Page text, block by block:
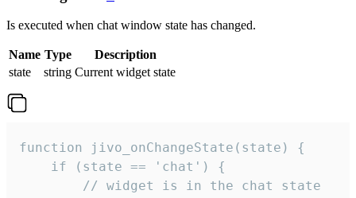
Is executed when chat window state has changed.
Name Type
Description
state
string Current widget state
function jivo_onChangeState(state) {
    if (state == 'chat') {
        // widget is in the chat state